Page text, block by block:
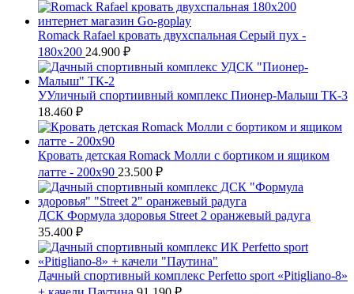
Romack Rafael кровать двухспальная Серый пух -
180x200 24.900 ₽
УУличный спортиивный комплекс Пионер-Малыш ТК-3
18.460 ₽
Кровать детская Romack Молли с бортиком и ящиком
латте - 200x90 23.500 ₽
ДСК Формула здоровья Street 2 оранжевый радуга
35.400 ₽
Дачный спортивный комплекс Perfetto sport «Pitigliano-8»